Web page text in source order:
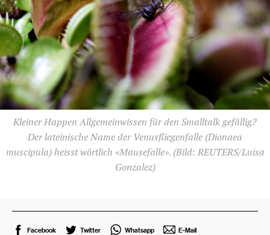
Kleiner Happen Allgemeinwissen für den Smalltalk gefällig?
Der lateinische Name der Venusfliegenfalle (Dionaea
muscipula) heisst wörtlich «Mausefalle».(Bild: REUTERS/Luisa
Gonzalez)
Facebook Twitter Whatsapp E-Mail